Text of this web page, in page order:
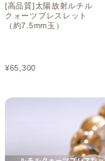
[高品質]太陽放射ルチル
クォーツブレスレット
（約7.5mm玉）
¥65,300